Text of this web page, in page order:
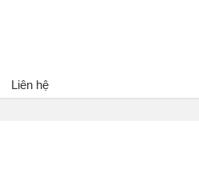
Liên hệ
Dịch vụ Cháy nhà đầu năm